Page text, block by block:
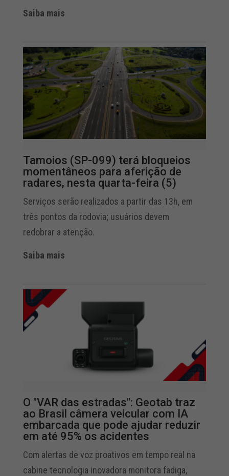
Saiba mais
Tamoios (SP-099) terá bloqueios
momentâneos para aferição de
radares, nesta quarta-feira (5)
Serviços serão realizados a partir das 13h, em
três pontos da rodovia; usuários devem
redobrar a atenção.
Saiba mais
O "VAR das estradas": Geotab traz
ao Brasil câmera veicular com IA
embarcada que pode ajudar reduzir
em até 95% os acidentes
Com alertas de voz proativos em tempo real na
cabine tecnologia inovadora monitora fadiga,